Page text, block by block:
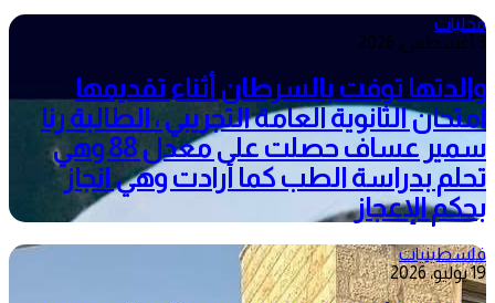
محليات
3 أغسطس، 2026
والدتها توفت بالسرطان أثناء تقديمها
امتحان الثانوية العامة التجريبي ، الطالبة رنا
سمير عساف حصلت على معدل 88 وهي
تحلم بدراسة الطب كما أرادت وهي انجاز
بحكم الإعجاز
فلسطينيات
19 يوليو، 2026